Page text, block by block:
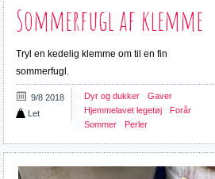
Sommerfugl af klemme
Tryl en kedelig klemme om til en fin
sommerfugl.
9/8 2018
Let
Dyr og dukker
Gaver
Hjemmelavet legetøj
Forår
Sommer
Perler